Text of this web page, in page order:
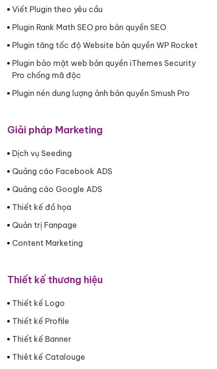
Viết Plugin theo yêu cầu
Plugin Rank Math SEO pro bản quyền SEO
Plugin tăng tốc độ Website bản quyền WP Rocket
Plugin bảo mật web bản quyền iThemes Security
Pro chống mã độc
Plugin nén dung lượng ảnh bản quyền Smush Pro
Giải pháp Marketing
Dịch vụ Seeding
Quảng cáo Facebook ADS
Quảng cáo Google ADS
Thiết kế đồ họa
Quản trị Fanpage
Content Marketing
Thiết kế thương hiệu
Thiết kế Logo
Thiết kế Profile
Thiết kế Banner
Thiêt kế Catalouge